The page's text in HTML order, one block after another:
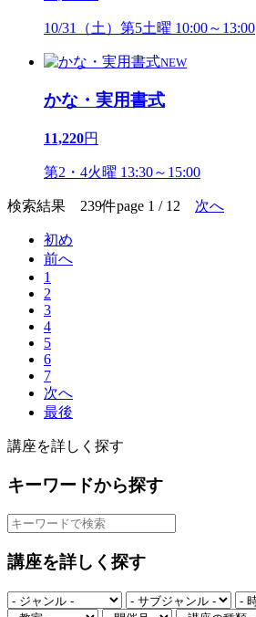
10/31（土）第5土曜 10:00～13:00
NEW
かな・実用書式
11,220円
第2・4火曜 13:30～15:00
検索結果 239件page 1 / 12 次へ
初め
前へ
1
2
3
4
5
6
7
次へ
最後
講座を詳しく探す
キーワードから探す
講座を詳しく探す